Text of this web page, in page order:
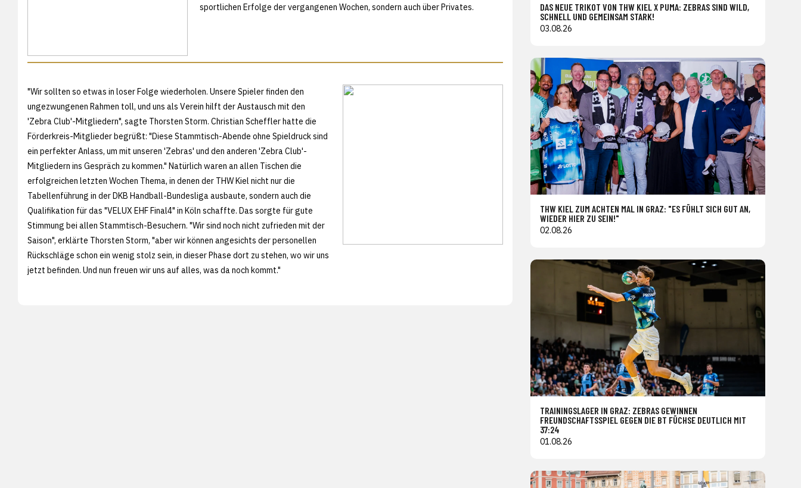
sportlichen Erfolge der vergangenen Wochen, sondern auch über Privates.
"Wir sollten so etwas in loser Folge wiederholen. Unsere Spieler finden den
ungezwungenen Rahmen toll, und uns als Verein hilft der Austausch mit den
'Zebra Club'-Mitgliedern", sagte Thorsten Storm. Christian Scheffler hatte die
Förderkreis-Mitglieder begrüßt: "Diese Stammtisch-Abende ohne Spieldruck sind
ein perfekter Anlass, um mit unseren 'Zebras' und den anderen 'Zebra Club'-
Mitgliedern ins Gespräch zu kommen." Natürlich waren an allen Tischen die
erfolgreichen letzten Wochen Thema, in denen der THW Kiel nicht nur die
Tabellenführung in der DKB Handball-Bundesliga ausbaute, sondern auch die
Qualifikation für das "VELUX EHF Final4" in Köln schaffte. Das sorgte für gute
Stimmung bei allen Stammtisch-Besuchern. "Wir sind noch nicht zufrieden mit der
Saison", erklärte Thorsten Storm, "aber wir können angesichts der personellen
Rückschläge schon ein wenig stolz sein, in dieser Phase dort zu stehen, wo wir uns
jetzt befinden. Und nun freuen wir uns auf alles, was da noch kommt."
DAS NEUE TRIKOT VON THW KIEL X PUMA: ZEBRAS SIND WILD,
SCHNELL UND GEMEINSAM STARK!
03.08.26
THW KIEL ZUM ACHTEN MAL IN GRAZ: "ES FÜHLT SICH GUT AN,
WIEDER HIER ZU SEIN!"
02.08.26
TRAININGSLAGER IN GRAZ: ZEBRAS GEWINNEN
FREUNDSCHAFTSSPIEL GEGEN DIE BT FÜCHSE DEUTLICH MIT
37:24
01.08.26